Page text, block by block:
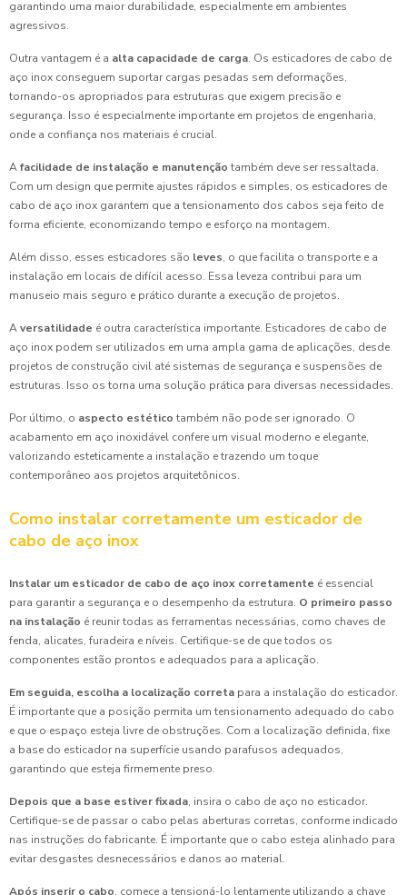
garantindo uma maior durabilidade, especialmente em ambientes
agressivos.
Outra vantagem é a alta capacidade de carga. Os esticadores de cabo de
aço inox conseguem suportar cargas pesadas sem deformações,
tornando-os apropriados para estruturas que exigem precisão e
segurança. Isso é especialmente importante em projetos de engenharia,
onde a confiança nos materiais é crucial.
Afacilidade de instalação e manutenção também deve ser ressaltada.
Com um design que permite ajustes rápidos e simples, os esticadores de
cabo de aço inox garantem que a tensionamento dos cabos seja feito de
forma eficiente, economizando tempo e esforço na montagem.
Além disso, esses esticadores são leves, o que facilita o transporte e a
instalação em locais de difícil acesso. Essa leveza contribui para um
manuseio mais seguro e prático durante a execução de projetos.
Aversatilidade é outra característica importante. Esticadores de cabo de
aço inox podem ser utilizados em uma ampla gama de aplicações, desde
projetos de construção civil até sistemas de segurança e suspensões de
estruturas. Isso os torna uma solução prática para diversas necessidades.
Por último, o aspecto estético também não pode ser ignorado. O
acabamento em aço inoxidável confere um visual moderno e elegante,
valorizando esteticamente a instalação e trazendo um toque
contemporâneo aos projetos arquitetônicos.
Como instalar corretamente um esticador de
cabo de aço inox
Instalar um esticador de cabo de aço inox corretamente é essencial
para garantir a segurança e o desempenho da estrutura. O primeiro passo
na instalação é reunir todas as ferramentas necessárias, como chaves de
fenda, alicates, furadeira e níveis. Certifique-se de que todos os
componentes estão prontos e adequados para a aplicação.
Em seguida, escolha a localização correta para a instalação do esticador.
É importante que a posição permita um tensionamento adequado do cabo
e que o espaço esteja livre de obstruções. Com a localização definida, fixe
a base do esticador na superfície usando parafusos adequados,
garantindo que esteja firmemente preso.
Depois que a base estiver fixada, insira o cabo de aço no esticador.
Certifique-se de passar o cabo pelas aberturas corretas, conforme indicado
nas instruções do fabricante. É importante que o cabo esteja alinhado para
evitar desgastes desnecessários e danos ao material.
Após inserir o cabo, comece a tensioná-lo lentamente utilizando a chave